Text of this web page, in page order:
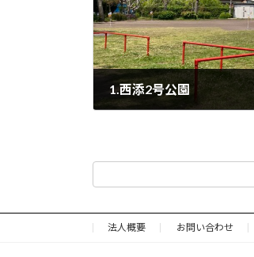
1.西添2号公園
法人概要 お問い合わせ